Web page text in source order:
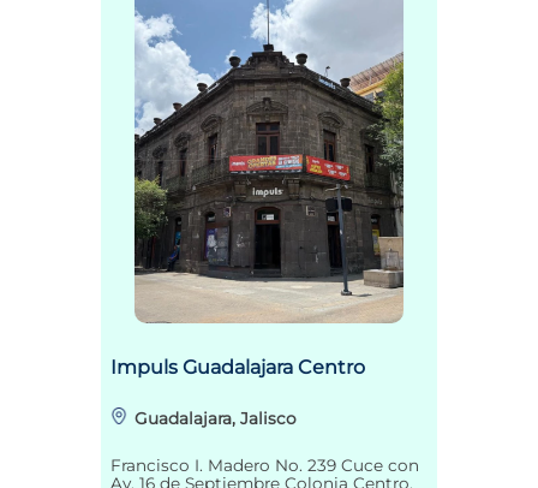
Impuls Guadalajara Centro
Guadalajara, Jalisco
Francisco I. Madero No. 239 Cuce con
Av. 16 de Septiembre Colonia Centro.